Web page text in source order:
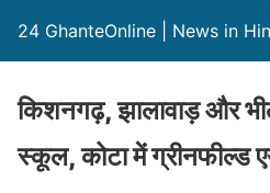
24 GhanteOnline | News in
किशनगढ़, झालावाड़ और
स्कूल, कोटा में ग्रीनफील्ड